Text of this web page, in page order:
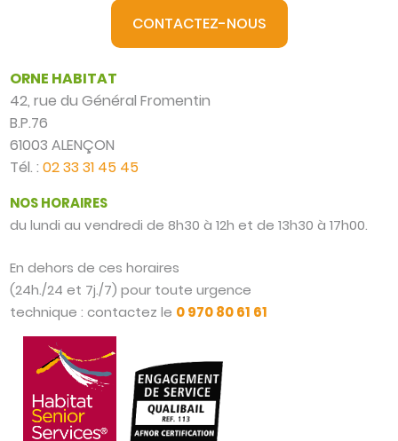
CONTACTEZ-NOUS
ORNE HABITAT
42, rue du Général Fromentin
B.P.76
61003 ALENÇON
Tél. :02 33 31 45 45
NOS HORAIRES
du lundi au vendredi de 8h30 à 12h et de 13h30 à 17h00.
En dehors de ces horaires
(24h./24 et 7j./7) pour toute urgence
technique : contactez le 0 970 80 61 61